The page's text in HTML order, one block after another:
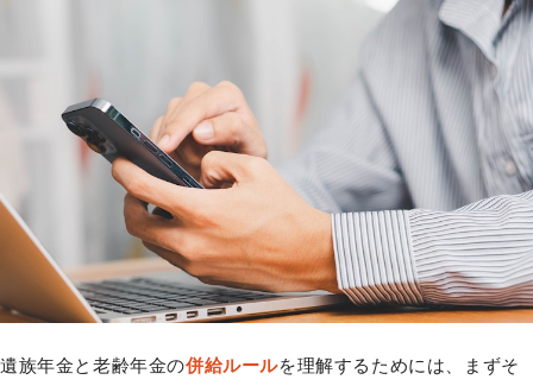
遺族年金と老齢年金の併給ルールを理解するためには、まずそ